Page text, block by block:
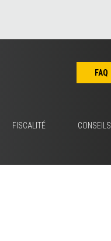
FAQ
FISCALITÉ CONSEILS